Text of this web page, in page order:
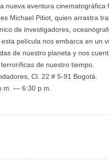
nueva aventura cinematográfica
Michael Pitiot, quien arrastra
de investigadores,
película nos embarca en un
de nuestro planeta y nos
de nuestro tiempo.
Cl. 22 # 5-91 Bogotá.
— 6:30 p.m.